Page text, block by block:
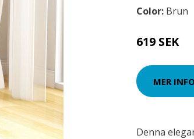
Color: Brun
619 SEK
MER
Denna